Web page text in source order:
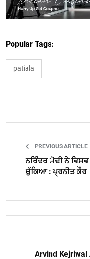
Popular Tags:
patiala
PREVIOUS ARTICLE
ਨਰਿੰਦਰ ਮੋਦੀ ਨੇ ਵਿਸਵ
ਚੁੱਕਿਆ : ਪ੍ਰਨੀਤ ਕੌਰ
Arvind Kejriwal